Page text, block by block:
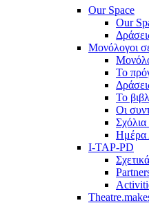
Our Space
Our
Μονόλογοι
Το
Το
Οι
Ημέρα
I-TAP-PD